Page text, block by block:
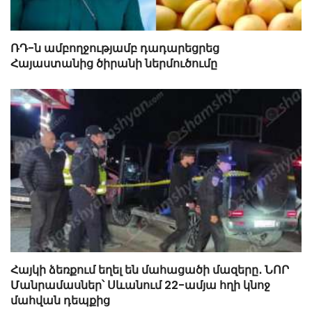
ՌԴ-ն ամբողջությամբ դադարեցրեց
Հայաստանից ծիրանի ներմուծումը
Հայկի ձեռքում եղել են մահացածի մազերը․ ՆՈՐ
Մանրամասներ՝ Սևանում 22-ամյա հղի կնոջ
մահվան դեպքից